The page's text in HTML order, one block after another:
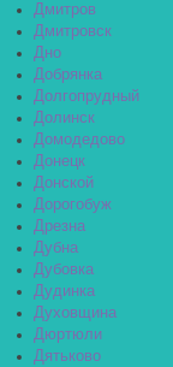
Дмитров
Дмитровск
Дно
Добрянка
Долгопрудный
Долинск
Домодедово
Донецк
Донской
Дорогобуж
Дрезна
Дубна
Дубовка
Дудинка
Духовщина
Дюртюли
Дятьково